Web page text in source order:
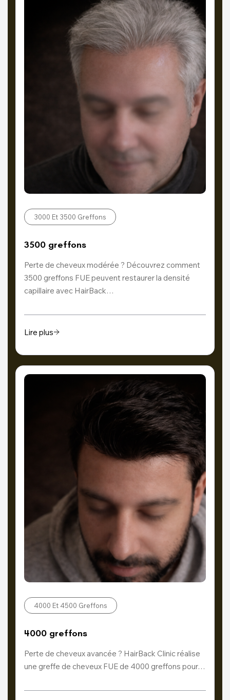
3000 Et 3500 Greffons
3500 greffons
Perte de cheveux modérée ? Découvrez comment
3500 greffons FUE peuvent restaurer la densité
capillaire avec HairBack…
Lire plus
4000 Et 4500 Greffons
4000 greffons
Perte de cheveux avancée ? HairBack Clinic réalise
une greffe de cheveux FUE de 4000 greffons pour…